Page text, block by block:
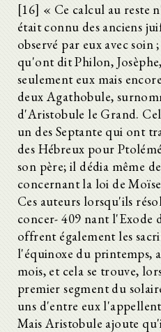
[16] « Ce calcul au reste
était connu des anciens
observé par eux avec
qu'ont dit Philon,
seulement eux mais
deux Agathobule,
d'Aristobule le Grand.
un des Septante qui ont
des Hébreux pour
son père; il dédia même
concernant la loi de
Ces auteurs lorsqu'ils
concer- 409 nant l'Exode
offrent également les
l'équinoxe du printemps,
mois, et cela se trouve,
premier segment du
uns d'entre eux
Mais Aristobule ajoute